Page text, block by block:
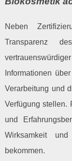
Neben
Transparenz
Informationen
Verarbeitung und
Verfügung stellen.
und
Wirksamkeit
bekommen.